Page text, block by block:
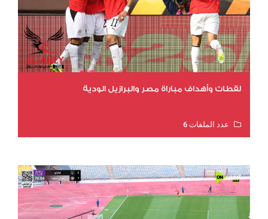
لقطات وأهداف مباراة مصر والبرازيل الودية
عدد الملفات 6